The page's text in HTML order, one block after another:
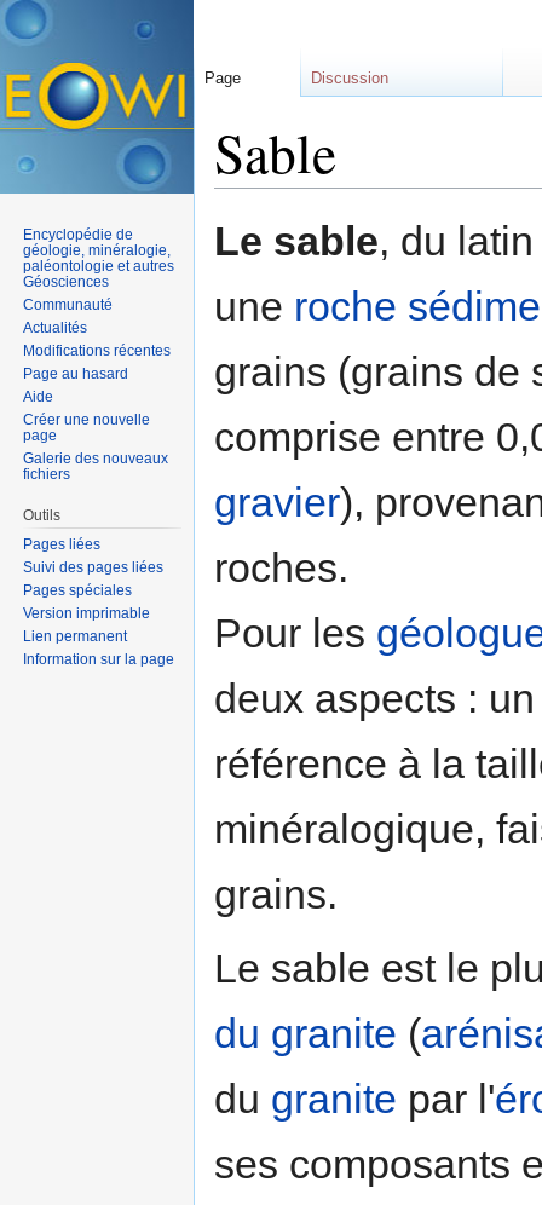
Sable
Le sable, du
une roche
grains (grains de
comprise entre
gravier),
roches.
Pour les
deux aspects :
référence à la
minéralogique,
grains.
Le sable est le
du granite (
du granite par l'
ses composants
Page Discussion
Encyclopédie de
géologie, minéralogie,
paléontologie et autres
Géosciences
Communauté
Actualités
Modifications récentes
Page au hasard
Aide
Créer une nouvelle
page
Galerie des nouveaux
fichiers
Outils
Pages liées
Suivi des pages liées
Pages spéciales
Version imprimable
Lien permanent
Information sur la page